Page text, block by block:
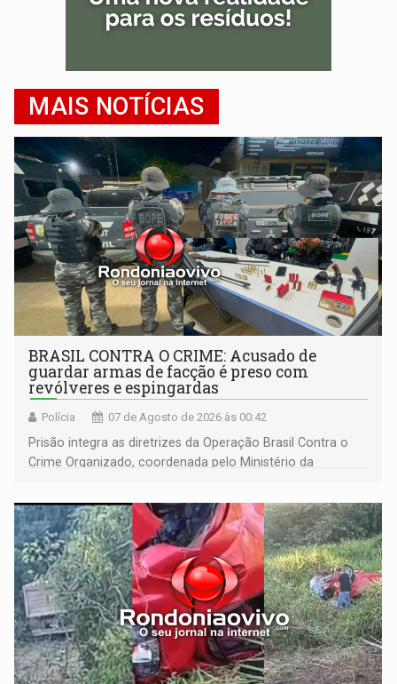
MAIS NOTÍCIAS
BRASIL CONTRA O CRIME: Acusado de
guardar armas de facção é preso com
revólveres e espingardas
Polícia 07 de Agosto de 2026 às 00:42
Prisão integra as diretrizes da Operação Brasil Contra o
Crime Organizado, coordenada pelo Ministério da